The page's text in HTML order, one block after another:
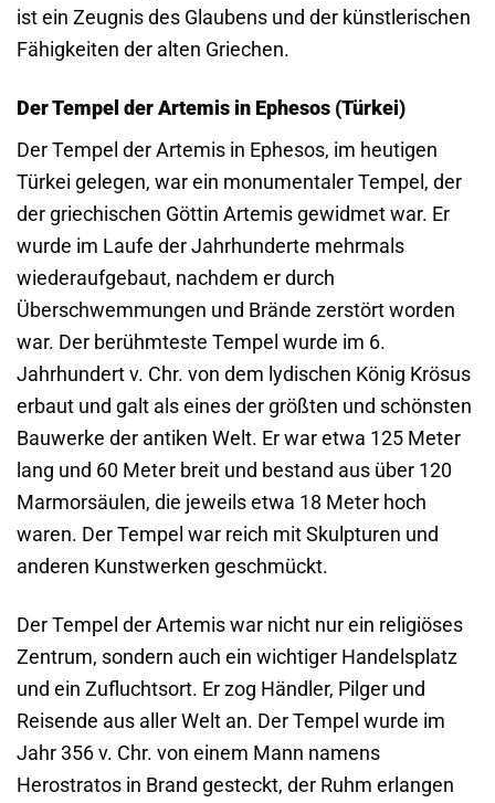
ist ein Zeugnis des Glaubens und der künstlerischen
Fähigkeiten der alten Griechen.
Der Tempel der Artemis in Ephesos (Türkei)
Der Tempel der Artemis in Ephesos, im heutigen
Türkei gelegen, war ein monumentaler Tempel, der
der griechischen Göttin Artemis gewidmet war. Er
wurde im Laufe der Jahrhunderte mehrmals
wiederaufgebaut, nachdem er durch
Überschwemmungen und Brände zerstört worden
war. Der berühmteste Tempel wurde im 6.
Jahrhundert v. Chr. von dem lydischen König Krösus
erbaut und galt als eines der größten und schönsten
Bauwerke der antiken Welt. Er war etwa 125 Meter
lang und 60 Meter breit und bestand aus über 120
Marmorsäulen, die jeweils etwa 18 Meter hoch
waren. Der Tempel war reich mit Skulpturen und
anderen Kunstwerken geschmückt.
Der Tempel der Artemis war nicht nur ein religiöses
Zentrum, sondern auch ein wichtiger Handelsplatz
und ein Zufluchtsort. Er zog Händler, Pilger und
Reisende aus aller Welt an. Der Tempel wurde im
Jahr 356 v. Chr. von einem Mann namens
Herostratos in Brand gesteckt, der Ruhm erlangen